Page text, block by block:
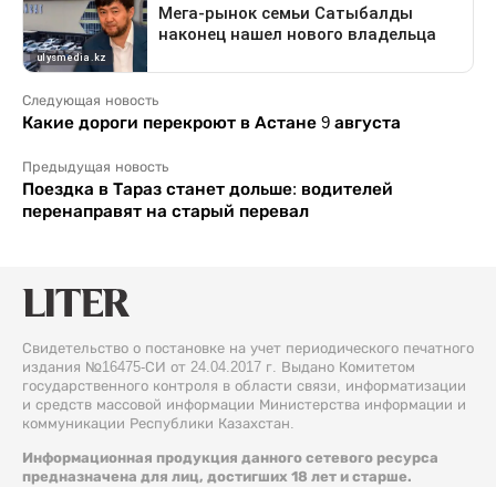
Следующая новость
Какие дороги перекроют в Астане 9 августа
Предыдущая новость
Поездка в Тараз станет дольше: водителей
перенаправят на старый перевал
Свидетельство о постановке на учет периодического печатного
издания №16475-СИ от 24.04.2017 г. Выдано Комитетом
государственного контроля в области связи, информатизации
и средств массовой информации Министерства информации и
коммуникации Республики Казахстан.
Информационная продукция данного сетевого ресурса
предназначена для лиц, достигших 18 лет и старше.